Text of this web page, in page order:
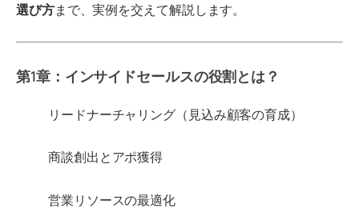
選び方まで、実例を交えて解説します。
第1章：インサイドセールスの役割とは？
リードナーチャリング（見込み顧客の育成）
商談創出とアポ獲得
営業リソースの最適化